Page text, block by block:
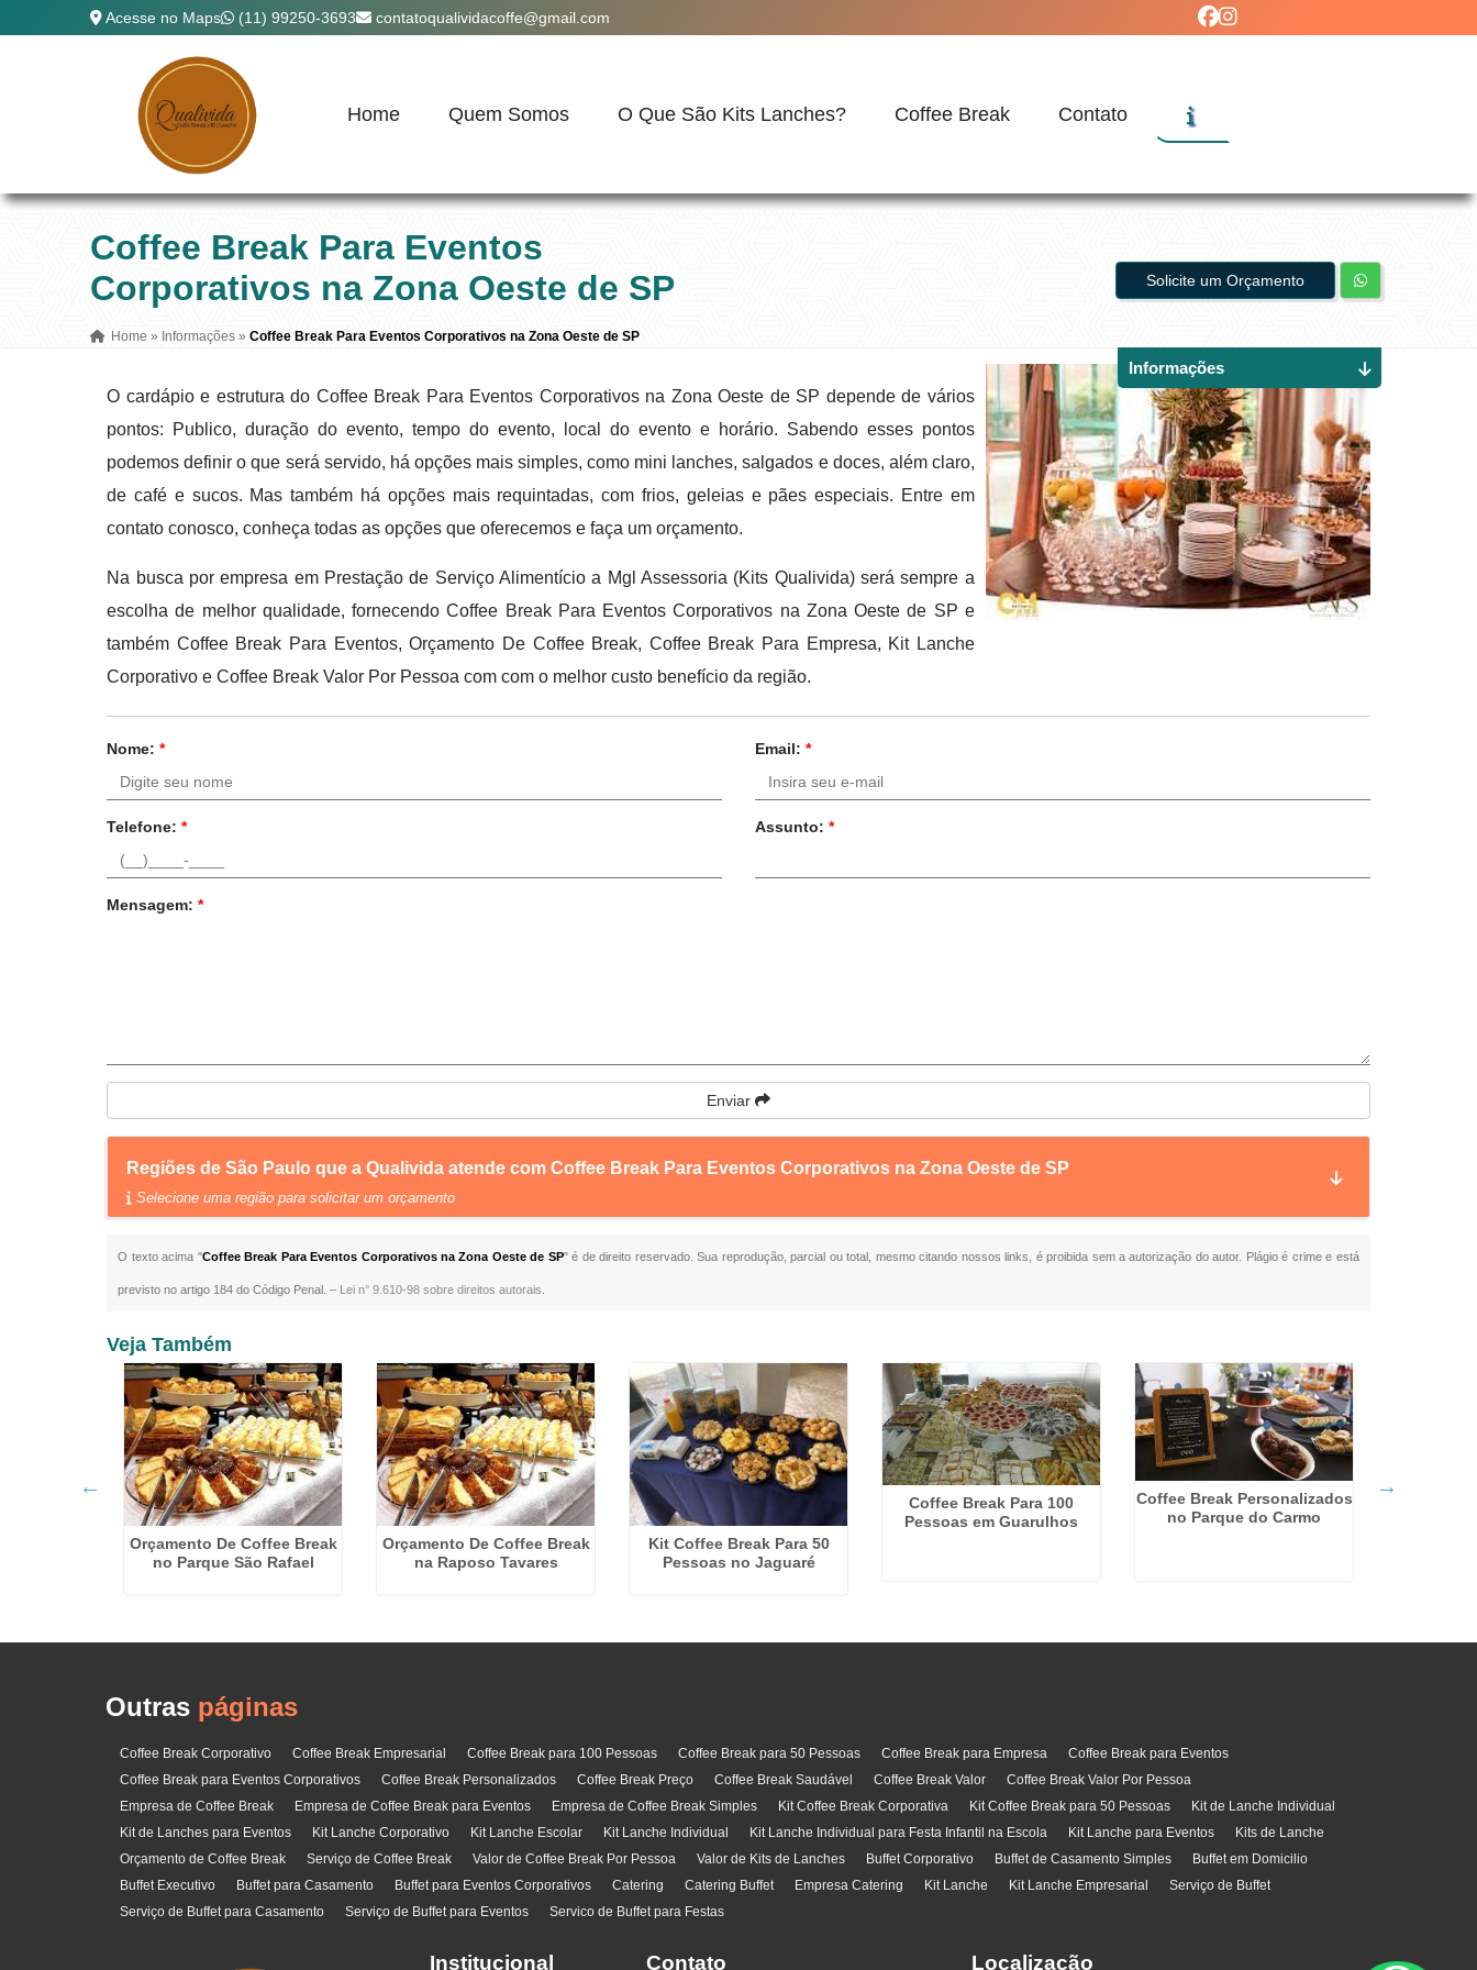
Acesse no Maps (11) 99250-3693 contatoqualividacoffe@gmail.com
Home Quem Somos O Que São Kits Lanches? Coffee Break Contato
Coffee Break Para Eventos
Corporativos na Zona Oeste de SP
Home » Informações »Coffee Break Para Eventos Corporativos na Zona Oeste de SP
Solicite um Orçamento
O cardápio e estrutura do Coffee Break Para Eventos Corporativos na Zona Oeste de SP depende de vários
pontos: Publico, duração do evento, tempo do evento, local do evento e horário. Sabendo esses pontos
podemos definir o que será servido, há opções mais simples, como mini lanches, salgados e doces, além claro,
de café e sucos. Mas também há opções mais requintadas, com frios, geleias e pães especiais. Entre em
contato conosco, conheça todas as opções que oferecemos e faça um orçamento.
Na busca por empresa em Prestação de Serviço Alimentício a Mgl Assessoria (Kits Qualivida) será sempre a
escolha de melhor qualidade, fornecendo Coffee Break Para Eventos Corporativos na Zona Oeste de SP e
também Coffee Break Para Eventos, Orçamento De Coffee Break, Coffee Break Para Empresa, Kit Lanche
Corporativo e Coffee Break Valor Por Pessoa com com o melhor custo benefício da região.
Nome:* Email: *
Telefone:* Assunto: *
Mensagem:*
Enviar
Regiões de São Paulo que a Qualivida atende com Coffee Break Para Eventos Corporativos na Zona Oeste de SP
Selecione uma região para solicitar um orçamento
O texto acima "Coffee Break Para Eventos Corporativos na Zona Oeste de SP" é de direito reservado. Sua reprodução, parcial ou total, mesmo citando nossos links, é proibida sem a autorização do autor. Plágio é crime e está
previsto no artigo 184 do Código Penal. – Lei n° 9.610-98 sobre direitos autorais
Informações
Veja Também
Orçamento De Coffee Break
no Parque São Rafael
Orçamento De Coffee Break
na Raposo Tavares
Kit Coffee Break Para 50
Pessoas no Jaguaré
Coffee Break Para 100
Pessoas em Guarulhos
Coffee Break Personalizados
no Parque do Carmo
Outras páginas
Coffee Break Corporativo Coffee Break Empresarial Coffee Break para 100 Pessoas Coffee Break para 50 Pessoas Coffee Break para Empresa
Coffee Break para Eventos
Coffee Break para Eventos Corporativos
Coffee Break Personalizados Coffee Break Preço Coffee Break Saudável Coffee Break Valor
Coffee Break Valor Por Pessoa
Empresa de Coffee Break
Empresa de Coffee Break para Eventos Empresa de Coffee Break Simples Kit Coffee Break Corporativa Kit Coffee Break para 50 Pessoas
Kit de Lanche Individual
Kit de Lanches para Eventos
Kit Lanche Corporativo Kit Lanche Escolar Kit Lanche Individual Kit Lanche Individual para Festa Infantil na Escola Kit Lanche para Eventos
Kits de Lanche
Orçamento de Coffee Break
Serviço de Coffee Break Valor de Coffee Break Por Pessoa Valor de Kits de Lanches Buffet Corporativo Buffet de Casamento Simples
Buffet em Domicilio
Buffet Executivo
Buffet para Casamento Buffet para Eventos Corporativos Catering Catering Buffet Empresa Catering Kit Lanche Kit Lanche Empresarial
Serviço de Buffet
Serviço de Buffet para Casamento
Serviço de Buffet para Eventos Servico de Buffet para Festas
Institucional Contato Localização